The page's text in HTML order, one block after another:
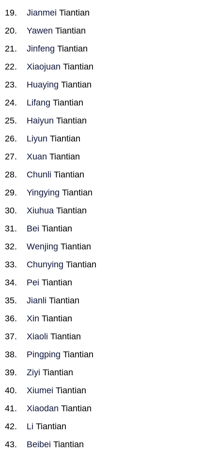
Jianmei Tiantian
Yawen Tiantian
Jinfeng Tiantian
Xiaojuan Tiantian
Huaying Tiantian
Lifang Tiantian
Haiyun Tiantian
Liyun Tiantian
Xuan Tiantian
Chunli Tiantian
Yingying Tiantian
Xiuhua Tiantian
Bei Tiantian
Wenjing Tiantian
Chunying Tiantian
Pei Tiantian
Jianli Tiantian
Xin Tiantian
Xiaoli Tiantian
Pingping Tiantian
Ziyi Tiantian
Xiumei Tiantian
Xiaodan Tiantian
Li Tiantian
Beibei Tiantian